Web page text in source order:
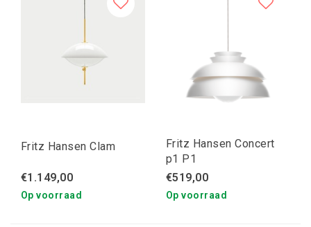
Fritz Hansen Clam
€1.149,00
Op voorraad
Fritz Hansen Concert
p1 P1
€519,00
Op voorraad